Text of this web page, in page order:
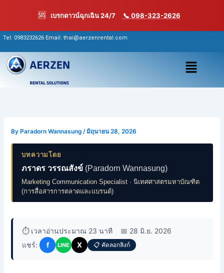
🆘 เบรกดาวน์ฉุกเฉิน 24/7 📞 098-323-2626
content
Tel: 0983232626 Email: thai@aerzenrental.com
เมนู
By Paradorn Wannasung/มิถุนายน 28, 2026
บทความโดย
ภราดร วรรณสังข์ (Paradorn Wannasung)
Marketing Communication Specialist · นิเทศศาสตรมหาบัณฑิต
(การสื่อสารการตลาดและแบรนด์)
⏱️ เวลาอ่านประมาณ 23 นาที
📅 28 มิ.ย. 2026
แชร์:
f LINE X 📋 คัดลอกลิงก์